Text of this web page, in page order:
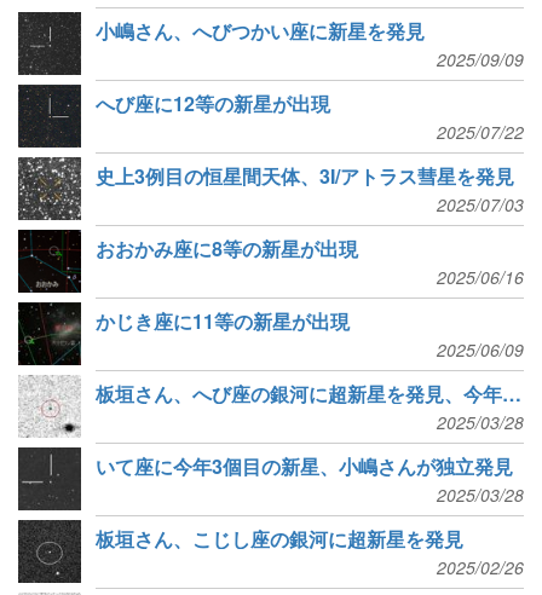
小嶋さん、へびつかい座に新星を発見
2025/09/09
へび座に12等の新星が出現
2025/07/22
史上3例目の恒星間天体、3I/アトラス彗星を発見
2025/07/03
おおかみ座に8等の新星が出現
2025/06/16
かじき座に11等の新星が出現
2025/06/09
板垣さん、へび座の銀河に超新星を発見、今年2個目
2025/03/28
いて座に今年3個目の新星、小嶋さんが独立発見
2025/03/28
板垣さん、こじし座の銀河に超新星を発見
2025/02/26